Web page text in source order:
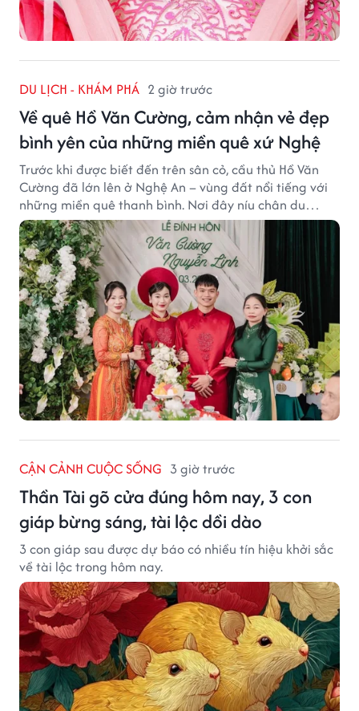
DU LỊCH - KHÁM PHÁ 2 giờ trước
Về quê Hồ Văn Cường, cảm nhận vẻ đẹp
bình yên của những miền quê xứ Nghệ
Trước khi được biết đến trên sân cỏ, cầu thủ Hồ Văn
Cường đã lớn lên ở Nghệ An – vùng đất nổi tiếng với
những miền quê thanh bình. Nơi đây níu chân du
khách bằng cánh đồng xanh, làng quê yên ả và nhịp
sống chậm đầy bình yên.
CẬN CẢNH CUỘC SỐNG 3 giờ trước
Thần Tài gõ cửa đúng hôm nay, 3 con
giáp bừng sáng, tài lộc dồi dào
3 con giáp sau được dự báo có nhiều tín hiệu khởi sắc
về tài lộc trong hôm nay.